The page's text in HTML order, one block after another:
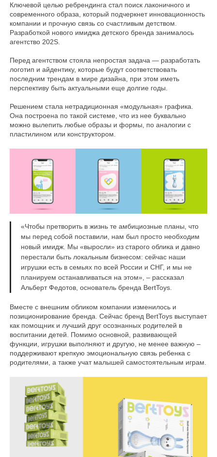
Ключевой целью ребрендинга стал поиск лаконичного и
современного образа, который подчеркнет инновационность
компании и прочную связь со счастливым детством.
Разработкой нового имиджа детского бренда занималось
агентство 202S.
Перед агентством стояла непростая задача — разработать
логотип и айдентику, которые будут соответствовать
последним трендам в мире дизайна, при этом иметь
перспективу быть актуальными еще долгие годы.
Решением стала нетрадиционная «модульная» графика.
Она построена по такой системе, что из нее буквально
можно вылепить любые образы и формы, по аналогии с
пластилином или конструктором.
«Чтобы претворить в жизнь те амбициозные планы, что
мы перед собой поставили, нам был просто необходим
новый имидж. Мы «выросли» из старого облика и давно
перестали быть локальным бизнесом: сейчас наши
игрушки есть в семьях по всей России и СНГ, и мы не
планируем останавливаться на этом», – рассказал
Альберт Федотов, основатель бренда BertToys.
Вместе с внешним обликом компании изменилось и
позиционирование бренда. Сейчас бренд BertToys выступает
как помощник и лучший друг осознанных родителей в
воспитании детей. Помимо основной, развивающей
функции, игрушки выполняют и другую, не менее важную –
поддерживают крепкую эмоциональную связь ребенка с
родителями, а также учат малышей самостоятельным играм.
Оплата
сегодня
25%
Через
2 недели
25%
Через
4 недели
25%
Через
6 недель
25%
Без комиссий и переплат
Как обычная оплата картой
Понятно